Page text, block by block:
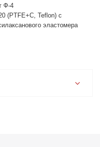
Ф-4
(PTFE+C, Teflon) с
эластомера